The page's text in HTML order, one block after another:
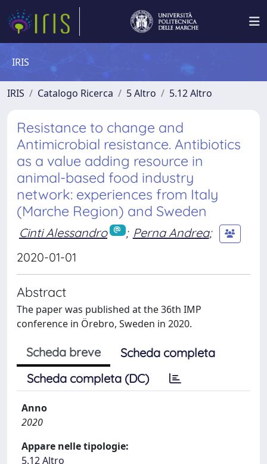
IRIS
IRIS Catalogo Ricerca 5 Altro 5.12 Altro
Resistance to change and
Antimicrobial resistance. Antibiotics
as a value adding resource in
animal-based food industry
network: experiences from Italy
(Marche Region) and Sweden
Cinti Alessandro ; Perna Andrea;
2020-01-01
Abstract
The paper was published at the 36th IMP
conference in Örebro, Sweden in 2020.
Scheda breve
Scheda completa
Scheda completa (DC)
Anno
2020
Appare nelle tipologie:
5.12 Altro